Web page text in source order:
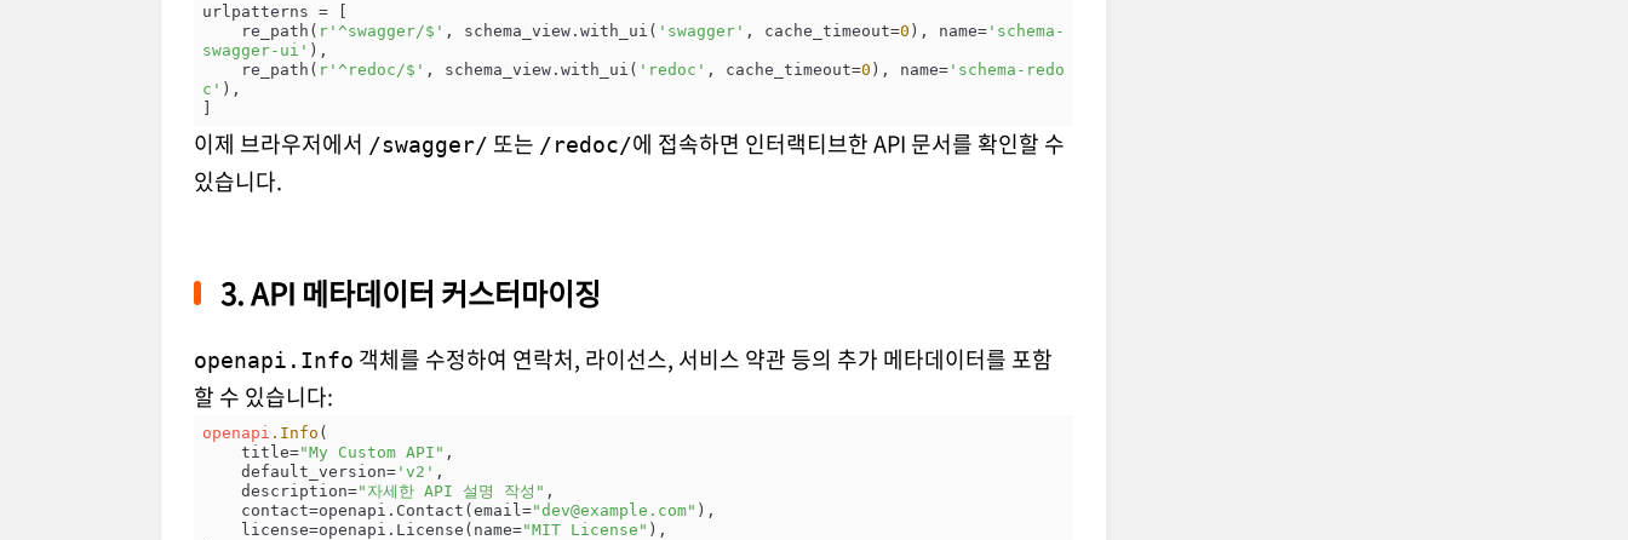
urlpatterns = [
    re_path(
r'^swagger/$' , schema_view.with_ui( 'swagger' , cache_timeout=0 ), name='schema-
swagger-ui' ),
    re_path(
r'^redoc/$' , schema_view.with_ui( 'redoc' , cache_timeout=0 ), name='schema-redo
c' ),
이제 브라우저에서 /swagger/ 또는 /redoc/에 접속하면 인터랙티브한 API 문서를 확인할 수
있습니다.
3. API 메타데이터 커스터마이징
openapi.Info 객체를 수정하여 연락처, 라이선스, 서비스 약관 등의 추가 메타데이터를 포함
할 수 있습니다:
openapi .Info (
    title=
"My Custom API" ,
    default_version=
'v2' ,
    description=
"자세한 API 설명 작성" ,
    contact=openapi.Contact(email=
"dev@example.com" ),
    license=openapi.License(name=
"MIT License" ),